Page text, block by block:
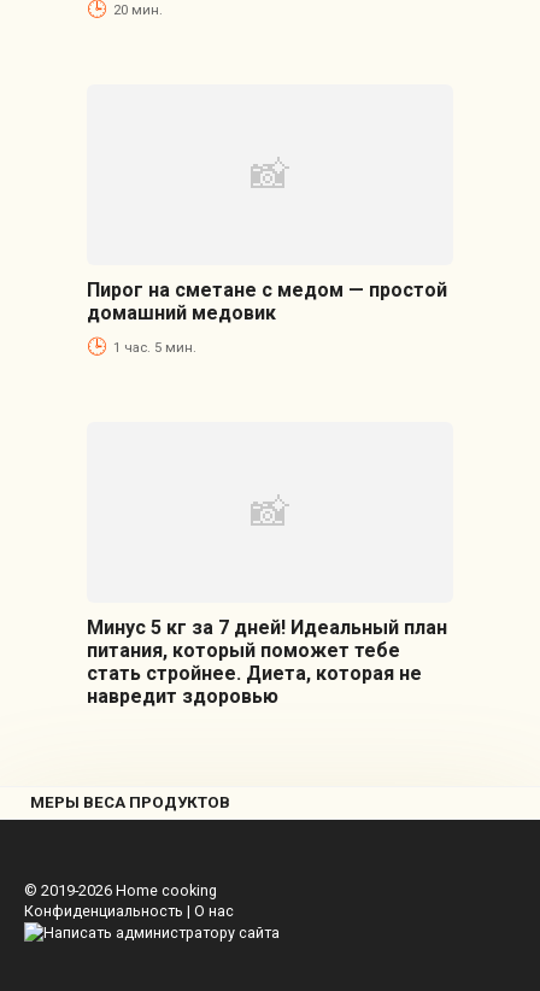
20 мин.
Пирог на сметане с медом — простой
домашний медовик
1 час. 5 мин.
Минус 5 кг за 7 дней! Идеальный план
питания, который поможет тебе
стать стройнее. Диета, которая не
навредит здоровью
МЕРЫ ВЕСА ПРОДУКТОВ
© 2019-2026 Home cooking
Конфиденциальность | О нас